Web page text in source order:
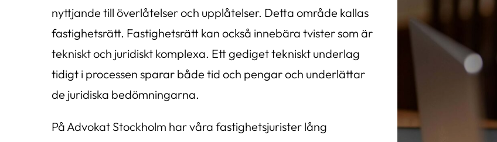
nyttjande till överlåtelser och upplåtelser. Detta område kallas
fastighetsrätt. Fastighetsrätt kan också innebära tvister som är
tekniskt och juridiskt komplexa. Ett gediget tekniskt underlag
tidigt i processen sparar både tid och pengar och underlättar
de juridiska bedömningarna.
På Advokat Stockholm har våra fastighetsjurister lång